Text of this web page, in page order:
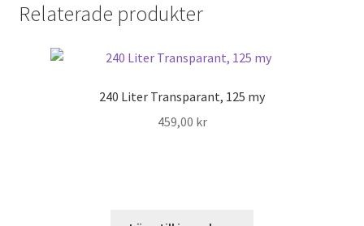
Relaterade produkter
240 Liter Transparant, 125 my
459,00 kr